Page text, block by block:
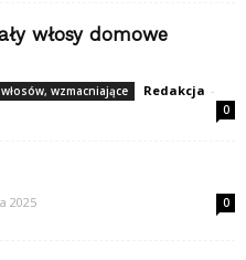
włosy domowe
wzmacniające Redakcja -
0
2025 0